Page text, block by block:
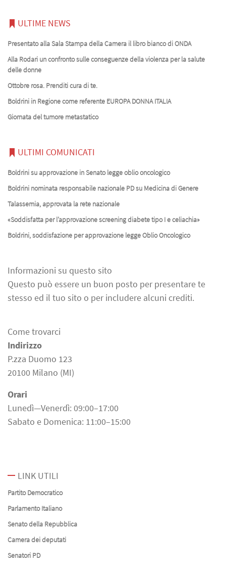
ULTIME NEWS
Presentato alla Sala Stampa della Camera il libro bianco di ONDA
Alla Rodari un confronto sulle conseguenze della violenza per la salute
delle donne
Ottobre rosa. Prenditi cura di te.
Boldrini in Regione come referente EUROPA DONNA ITALIA
Giornata del tumore metastatico
ULTIMI COMUNICATI
Boldrini su approvazione in Senato legge oblio oncologico
Boldrini nominata responsabile nazionale PD su Medicina di Genere
Talassemia, approvata la rete nazionale
«Soddisfatta per l’approvazione screening diabete tipo I e celiachia»
Boldrini, soddisfazione per approvazione legge Oblio Oncologico
Informazioni su questo sito
Questo può essere un buon posto per presentare te
stesso ed il tuo sito o per includere alcuni crediti.
Come trovarci
Indirizzo
P.zza Duomo 123
20100 Milano (MI)
Orari
Lunedì—Venerdì: 09:00–17:00
Sabato e Domenica: 11:00–15:00
LINK UTILI
Partito Democratico
Parlamento Italiano
Senato della Repubblica
Camera dei deputati
Senatori PD